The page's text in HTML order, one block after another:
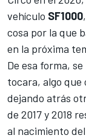
vehículo SF1000
cosa por la que
en la próxima
De esa forma,
tocara, algo que
dejando atrás
de 2017 y 2018
al nacimiento del